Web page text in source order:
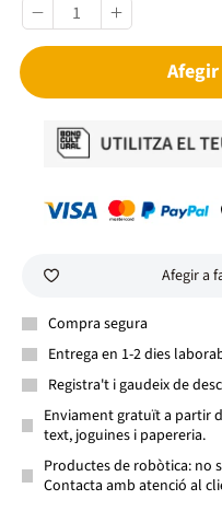
Afegir a
Compra segura
Entrega en 1-2 dies
Registra't i gaudeix de
Enviament gratuït a partir
text, joguines i papereria.
Productes de robòtica: no
Contacta amb atenció al